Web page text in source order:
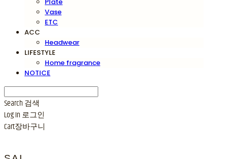
Vase
ETC
ACC
Headwear
LIFESTYLE
Home fragrance
NOTICE
Search 검색
Log In 로그인
Cart장바구니